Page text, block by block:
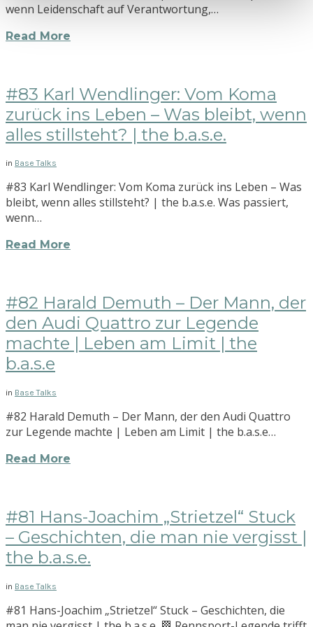
wenn Leidenschaft auf Verantwortung,…
Read More
#83 Karl Wendlinger: Vom Koma
zurück ins Leben – Was bleibt, wenn
alles stillsteht? | the b.a.s.e.
in Base Talks
#83 Karl Wendlinger: Vom Koma zurück ins Leben – Was
bleibt, wenn alles stillsteht? | the b.a.s.e. Was passiert,
wenn…
Read More
#82 Harald Demuth – Der Mann, der
den Audi Quattro zur Legende
machte | Leben am Limit | the
b.a.s.e
in Base Talks
#82 Harald Demuth – Der Mann, der den Audi Quattro
zur Legende machte | Leben am Limit | the b.a.s.e…
Read More
#81 Hans-Joachim „Strietzel“ Stuck
– Geschichten, die man nie vergisst |
the b.a.s.e.
in Base Talks
#81 Hans-Joachim „Strietzel“ Stuck – Geschichten, die